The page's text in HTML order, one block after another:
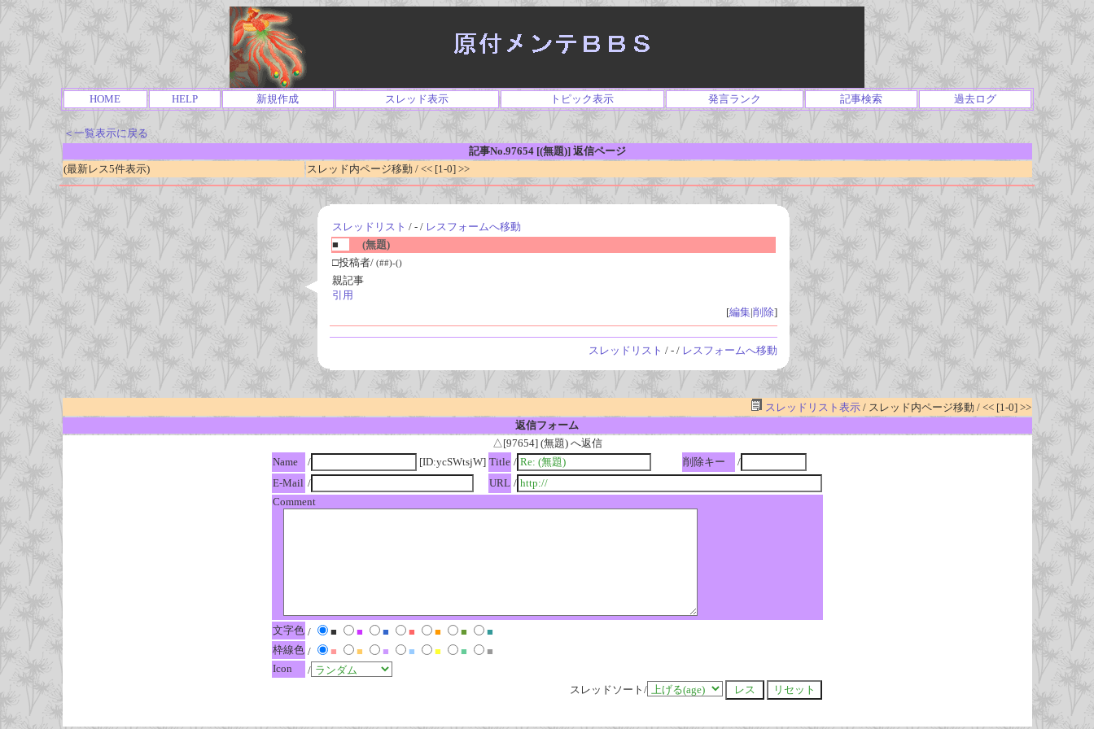
HOME HELP 新規作成 スレッド表示 トピック表示 発言ランク 記事検索 過去ログ
＜一覧表示に戻る
記事No.97654 [(無題)] 返信ページ
(最新レス5件表示)
スレッド内ページ移動 / << [1-0] >>
スレッドリスト / - / レスフォームへ移動
■
(無題)
□投稿者/ (##)-()
親記事
引用
[編集|削除]
スレッドリスト / - / レスフォームへ移動
スレッドリスト表示/ スレッド内ページ移動 / << [1-0] >>
返信フォーム
△[97654] (無題) へ返信
Name
/ [ID:ycSWtsjW] Title / 削除キー
/
E-Mail / URL /
Comment
文字色 / ■ ■ ■ ■ ■ ■
■
枠線色 / ■ ■ ■ ■ ■ ■
■
Icon
/
スレッドソート/